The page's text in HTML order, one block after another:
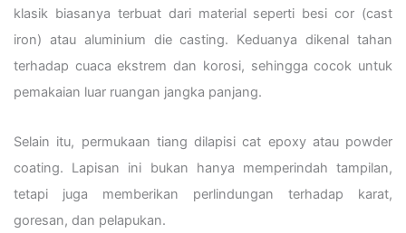
klasik biasanya terbuat dari material seperti besi cor (cast
iron) atau aluminium die casting. Keduanya dikenal tahan
terhadap cuaca ekstrem dan korosi, sehingga cocok untuk
pemakaian luar ruangan jangka panjang.
Selain itu, permukaan tiang dilapisi cat epoxy atau powder
coating. Lapisan ini bukan hanya memperindah tampilan,
tetapi juga memberikan perlindungan terhadap karat,
goresan, dan pelapukan.